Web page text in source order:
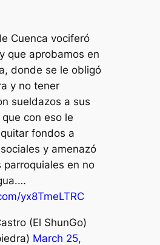
Cuenca vociferó
que aprobamos en
donde se le obligó
y no tener
sueldazos a sus
con eso le
quitar fondos a
y amenazó
parroquiales en no
yx8TmeLTRC
(El ShunGo)
March 25,